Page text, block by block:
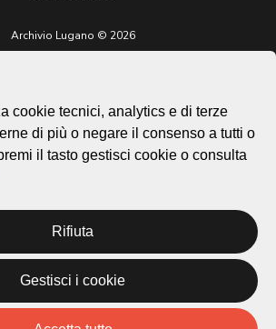
Archivio Lugano © 2026
Sito istituzionale:
lugano.ch
Mappa
Storie
Novità
cookie tecnici, analytics e di terze
di più o negare il consenso a tutti o
il tasto gestisci cookie o consulta
Rifiuta
Gestisci i cookie